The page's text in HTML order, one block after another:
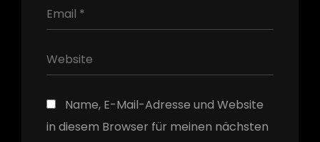
Name, E-Mail-Adresse und Website
in diesem Browser für meinen nächsten